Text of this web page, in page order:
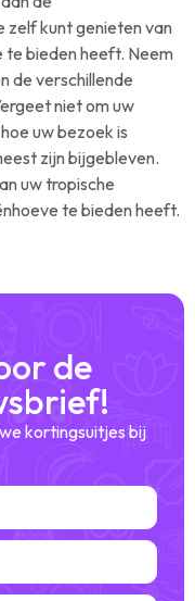
zelf kunt genieten van
te bieden heeft. Neem
de verschillende
niet om uw
uw bezoek is
zijn bijgebleven.
uw tropische
te bieden heeft.
de
kortingsuitjes bij